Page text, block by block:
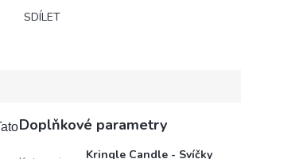
SDÍLET
Doplňkové parametry
Kringle Candle - Svíčky